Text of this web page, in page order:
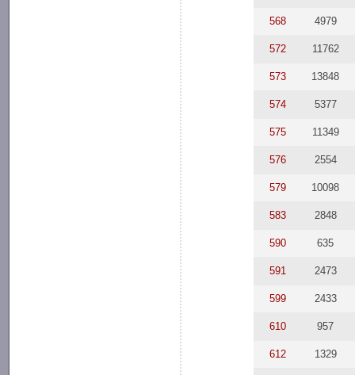
568 4979
572 11762
573 13848
574 5377
575 11349
576 2554
579 10098
583 2848
590 635
591 2473
599 2433
610 957
612 1329